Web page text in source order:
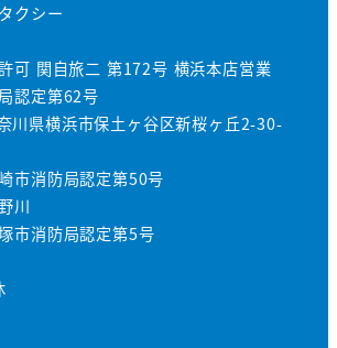
クシー
可 関自旅二 第172号 横浜本店営業
認定第62号
川県横浜市保土ヶ谷区新桜ヶ丘2-30-
市消防局認定第50号
川
市消防局認定第5号